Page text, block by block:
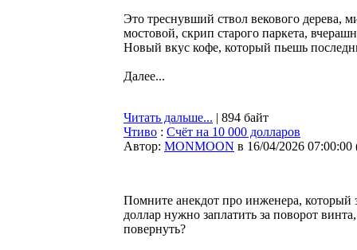
Это треснувший ствол векового дерева,
мостовой, скрип старого паркета,
Новый вкус кофе, который пьешь
Далее...
Читать дальше... | 894 байт
Чтиво : Счёт на 10 000 долларов
Автор: MONMOON в 16/04/2026 07:00:00
Помните анекдот про инженера, который
доллар нужно заплатить за поворот
повернуть?